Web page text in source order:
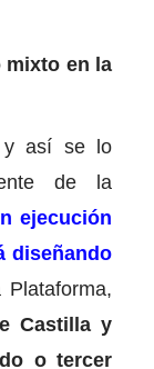
mixto en la
y así se lo
de la
ejecución
diseñando
Castilla y
o tercer